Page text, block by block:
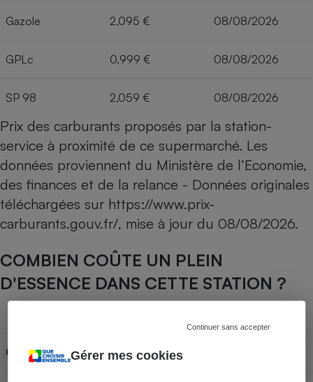
Gérer mes cookies
Continuer sans accepter
Gazole 2,095 € 08/08/2026
GPLc 0,999 € 08/08/2026
SP 98 2,059 € 08/08/2026
Prix des carburants proposés par la station-
service à proximité de ce supermarché. Les
données proviennent du Ministère de l’Economie,
des finances et de la relance - Données originales
téléchargées sur https://www.prix-
carburants.gouv.fr/, mise à jour du 08/08/2026.
COMBIEN COÛTE UN PLEIN
D'ESSENCE DANS CETTE STATION ?
Carburant 30L 50L